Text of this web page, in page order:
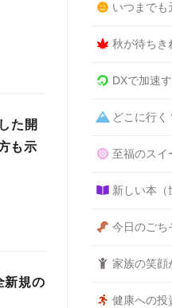
た開
も示
新規の
いつまでも
秋が待ちき
DXで加速
どこに行く
至福のスイ
新しい本（
今日のごち
家族の笑顔
健康への投